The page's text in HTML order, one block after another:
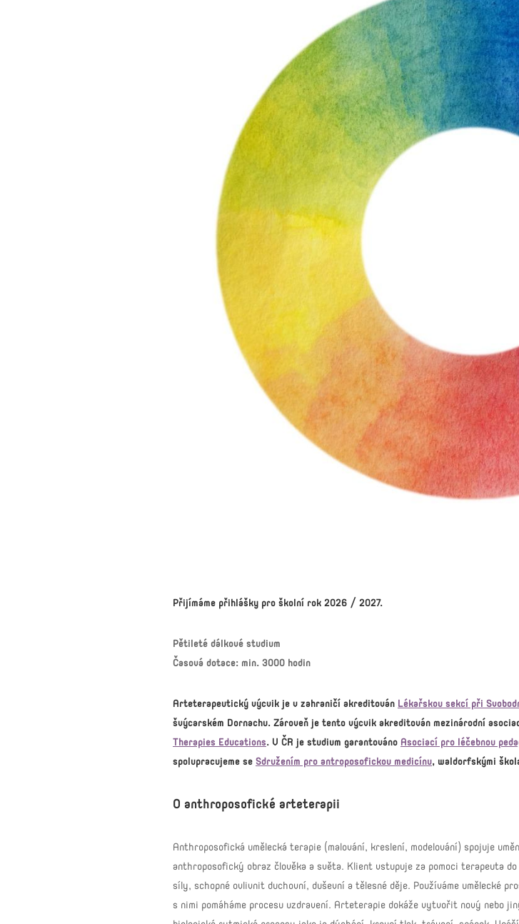
Přijímáme přihlášky pro školní rok 2026 / 2027.
Pětileté dálkové studium
Časová dotace: min. 3000 hodin
Arteterapeutický výcvik je v zahraničí akreditován Lékařskou sekcí při
švýcarském Dornachu. Zároveň je tento výcvik akreditován mezinárodní
Therapies Educations. V ČR je studium garantováno Asociací pro léčebnou
spolupracujeme se Sdružením pro antroposofickou medicínu, waldorfskými
O anthroposofické arteterapii
Anthroposofická umělecká terapie (malování, kreslení, modelování) spojuje
anthroposofický obraz člověka a světa. Klient vstupuje za pomoci terapeuta
síly, schopné ovlivnit duchovní, duševní a tělesné děje. Používáme umělecké
s nimi pomáháme procesu uzdravení. Arteterapie dokáže vytvořit nový nebo